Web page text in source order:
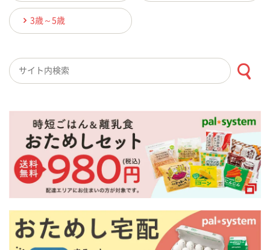
3歳～5歳
検索キーワード入力